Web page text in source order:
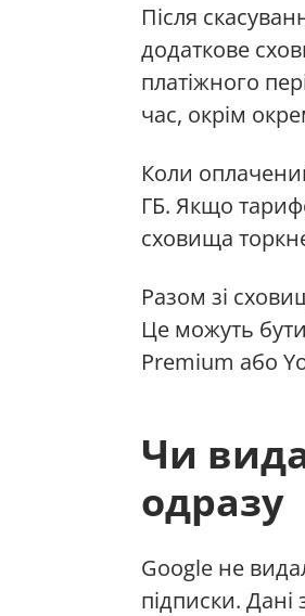
Після
додаткове
платіжного
час, окрім
Коли
ГБ. Якщо
сховища
Разом зі
Це можуть
Premium або
Чи
одразу
Google не
підписки.